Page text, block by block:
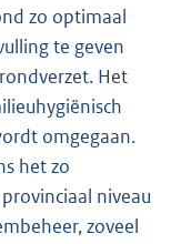
zo optimaal
te geven
Het
omgegaan.
het zo
niveau
zoveel